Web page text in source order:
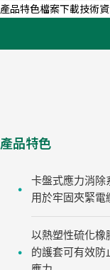
產品特色檔案下載技術
產品特色
卡盤式應力消除
用於牢固夾緊電
以熱塑性硫化橡
的護套可有效防